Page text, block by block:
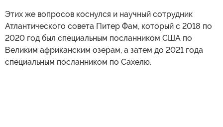
Этих же вопросов коснулся и научный сотрудник
Атлантического совета Питер Фам, который с 2018 по
2020 год был специальным посланником США по
Великим африканским озерам, а затем до 2021 года
специальным посланником по Сахелю.